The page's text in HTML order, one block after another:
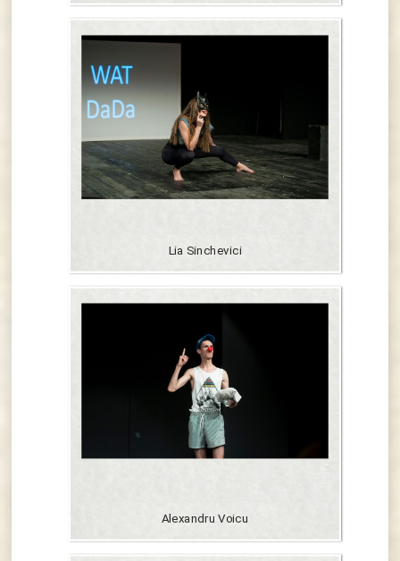
Lia Sinchevici
Alexandru Voicu